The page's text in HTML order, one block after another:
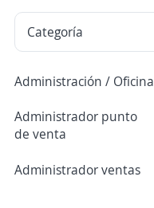
Administración / Oficina
Administrador punto
de venta
Administrador ventas